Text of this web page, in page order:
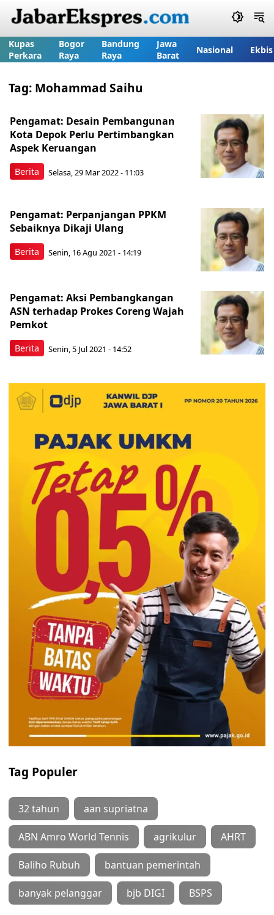
Kupas
Perkara
Bogor
Raya
Bandung
Raya
Jawa
Barat
Nasional Ekbis
Tag: Mohammad Saihu
Berita
Pengamat: Desain Pembangunan
Kota Depok Perlu Pertimbangkan
Aspek Keruangan
Selasa, 29 Mar 2022 - 11:03
Berita
Pengamat: Perpanjangan PPKM
Sebaiknya Dikaji Ulang
Senin, 16 Agu 2021 - 14:19
Berita
Pengamat: Aksi Pembangkangan
ASN terhadap Prokes Coreng Wajah
Pemkot
Senin, 5 Jul 2021 - 14:52
Tag Populer
32 tahun aan supriatna
ABN Amro World Tennis agrikulur AHRT
Baliho Rubuh bantuan pemerintah
banyak pelanggar bjb DIGI BSPS